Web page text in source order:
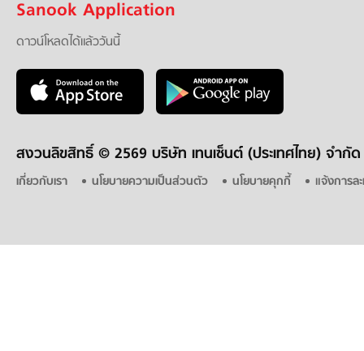
Sanook Application
ดาวน์โหลดได้แล้ววันนี้
สงวนลิขสิทธิ์ © 2569 บริษัท เทนเซ็นต์ (ประเทศไทย) จำกัด
เกี่ยวกับเรา นโยบายความเป็นส่วนตัว นโยบายคุกกี้ แจ้งการล